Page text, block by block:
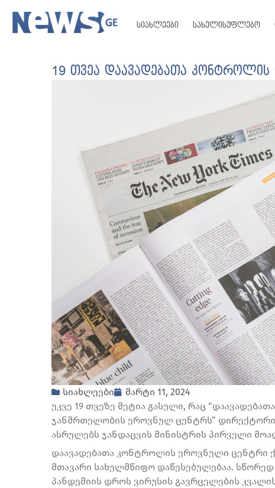
სიახლეები სახელისუფლებო
19 თვეა დაავადებათა
სიახლეები
მარტი 11, 2024
უკვე 19 თვეზე მეტია გასული, რაც
ჯანმრთელობის ეროვნულ ცენტრს”
ასრულებს ჯანდაცვის მინისტრის პირველი
დაავადებათა კონტროლის ეროვნული ცენტრი
მთავარი სახელმწიფო დაწესებულებაა.
პანდემიის დროს ვირუსის გავრცელების